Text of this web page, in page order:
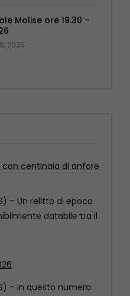
Molise ore 19.30 –
2026
con 17 milioni di
– “Non voglio